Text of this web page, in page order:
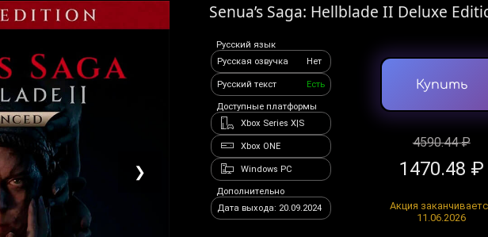
❯
Senua’s Saga: Hellblade II Deluxe
Русский язык
Русская озвучка
Нет
Русский текст Есть
Доступные платформы
Xbox Series X|S
Xbox ONE
Windows PC
Дополнительно
Дата выхода: 20.09.2024
Купить
4590.44 ₽
1470.48 ₽
Акция
11.06.2026